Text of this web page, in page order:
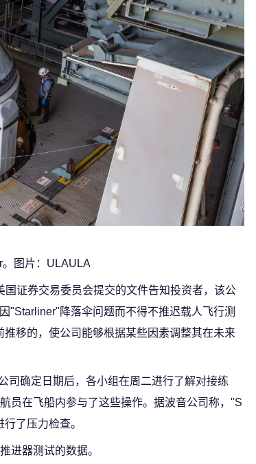
图片：ULAULA
证券交易委员会提交的文件告知投资者，该公
"Starliner"降落伞问题而不得不推迟载人飞行测
移的，使公司能够根据某些因素调整其在未来
司确定日期后，各小组在周二进行了解对接练
员在飞船内参与了这些操作。据波音公司称，"S
了压力检查。
进器测试的数据。